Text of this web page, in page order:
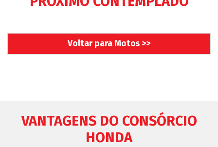
Voltar para Motos >>
VANTAGENS DO CONSÓRCIO
HONDA